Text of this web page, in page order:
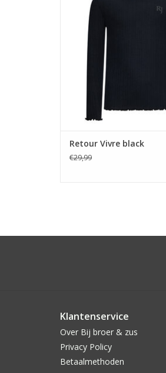
Retour Vivre black
€29,99
Klantenservice
Over Bij broer & zus
Privacy Policy
Betaalmethoden